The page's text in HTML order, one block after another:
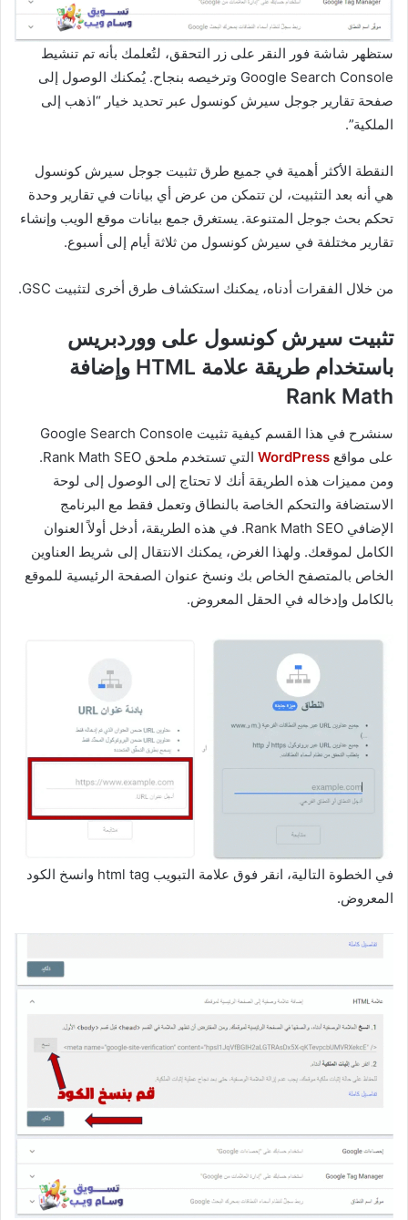
ستظهر شاشة فور النقر على زر التحقق، لتُعلمك بأنه تم تنشيط
Google Search Console وترخيصه بنجاح. يُمكنك الوصول إلى
صفحة تقارير جوجل سيرش كونسول عبر تحديد خيار “اذهب إلى
الملكية”.
النقطة الأكثر أهمية في جميع طرق تثبيت جوجل سيرش كونسول
هي أنه بعد التثبيت، لن تتمكن من عرض أي بيانات في تقارير وحدة
تحكم بحث جوجل المتنوعة. يستغرق جمع بيانات موقع الويب وإنشاء
تقارير مختلفة في سيرش كونسول من ثلاثة أيام إلى أسبوع.
من خلال الفقرات أدناه، يمكنك استكشاف طرق أخرى لتثبيت GSC.
تثبيت سيرش كونسول على ووردبريس
باستخدام طريقة علامة HTML وإضافة
Rank Math
سنشرح في هذا القسم كيفية تثبيت Google Search Console
على مواقع WordPress
التي تستخدم ملحق Rank Math SEO.
ومن مميزات هذه الطريقة أنك لا تحتاج إلى الوصول إلى لوحة
الاستضافة والتحكم الخاصة بالنطاق وتعمل فقط مع البرنامج
الإضافي Rank Math SEO. في هذه الطريقة، أدخل أولاً العنوان
الكامل لموقعك. ولهذا الغرض، يمكنك الانتقال إلى شريط العناوين
الخاص بالمتصفح الخاص بك ونسخ عنوان الصفحة الرئيسية للموقع
بالكامل وإدخاله في الحقل المعروض.
في الخطوة التالية، انقر فوق علامة التبويب html tag وانسخ الكود
المعروض.